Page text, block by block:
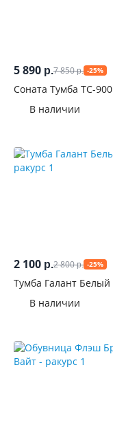
5 890 р.7 850р. -25%
Соната Тумба ТС-900
В наличии
2 100 р.2 800р. -25%
Тумба Галант Белый
В наличии